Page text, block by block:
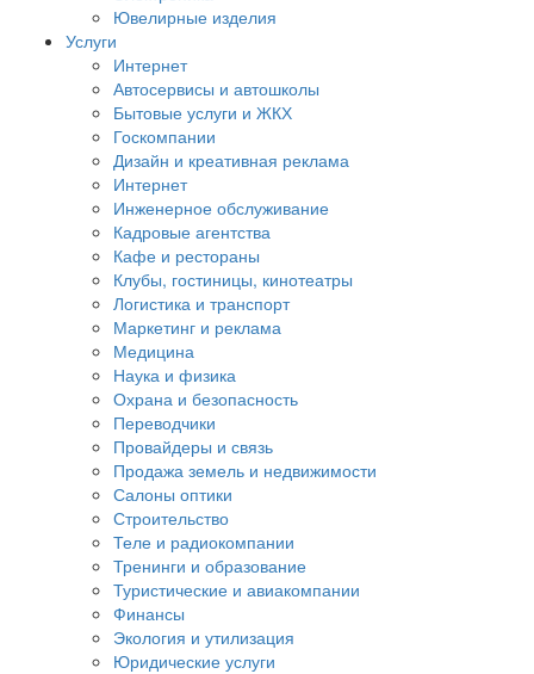
Ювелирные изделия
Услуги
Интернет
Автосервисы и автошколы
Бытовые услуги и ЖКХ
Госкомпании
Дизайн и креативная реклама
Интернет
Инженерное обслуживание
Кадровые агентства
Кафе и рестораны
Клубы, гостиницы, кинотеатры
Логистика и транспорт
Маркетинг и реклама
Медицина
Наука и физика
Охрана и безопасность
Переводчики
Провайдеры и связь
Продажа земель и недвижимости
Салоны оптики
Строительство
Теле и радиокомпании
Тренинги и образование
Туристические и авиакомпании
Финансы
Экология и утилизация
Юридические услуги